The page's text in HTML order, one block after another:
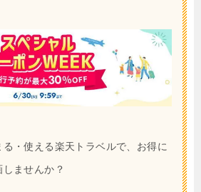
・使える楽天トラベルで、お得に
ませんか？